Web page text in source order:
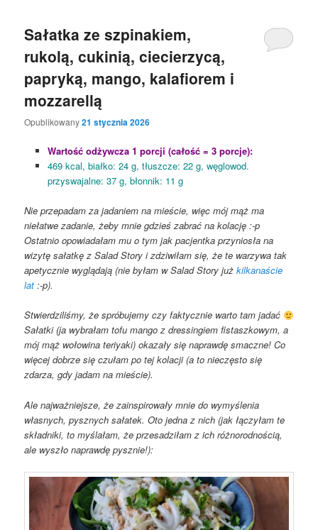
Sałatka ze szpinakiem,
rukolą, cukinią, ciecierzycą,
papryką, mango, kalafiorem i
mozzarellą
Opublikowany21 stycznia 2026
Wartość odżywcza 1 porcji (całość = 3 porcje):
469 kcal, białko: 24 g, tłuszcze: 22 g, węglowod.
przyswajalne: 37 g, błonnik: 11 g
Nie przepadam za jadaniem na mieście, więc mój mąż ma
niełatwe zadanie, żeby mnie gdzieś zabrać na kolację :-p
Ostatnio opowiadałam mu o tym jak pacjentka przyniosła na
wizytę sałatkę z Salad Story i zdziwiłam się, że te warzywa tak
apetycznie wyglądają (nie byłam w Salad Story jużkilkanaście
lat :-p).
Stwierdziliśmy, że spróbujemy czy faktycznie warto tam jadać
Sałatki (ja wybrałam tofu mango z dressingiem fistaszkowym, a
mój mąż wołowina teriyaki) okazały się naprawdę smaczne! Co
więcej dobrze się czułam po tej kolacji (a to nieczęsto się
zdarza, gdy jadam na mieście).
Ale najważniejsze, że zainspirowały mnie do wymyślenia
własnych, pysznych sałatek. Oto jedna z nich (jak łączyłam te
składniki, to myślałam, że przesadziłam z ich różnorodnością,
ale wyszło naprawdę pysznie!):